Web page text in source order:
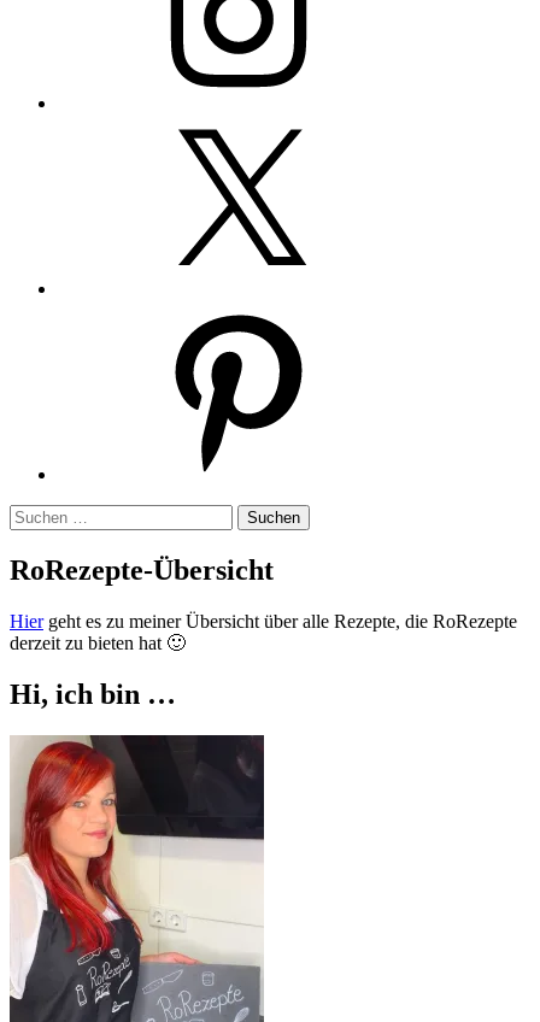
Suchen
nach:
RoRezepte-Übersicht
Hiergeht es zu meiner Übersicht über alle Rezepte, die RoRezepte
derzeit zu bieten hat 🙂
Hi, ich bin …